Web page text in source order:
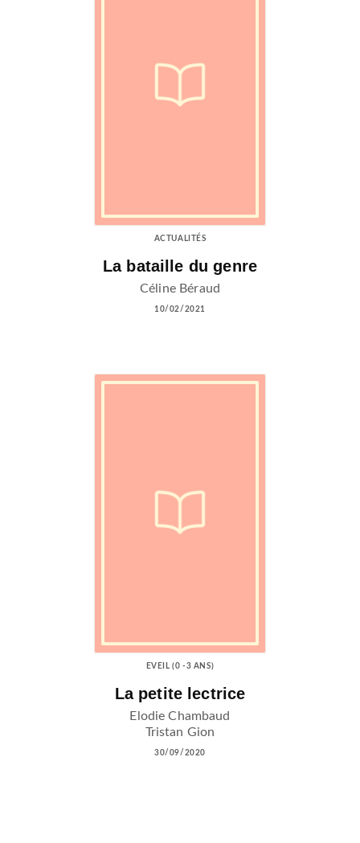
ACTUALITÉS
La bataille du genre
Céline Béraud
10/02/2021
EVEIL (0 -3 ANS)
La petite lectrice
Elodie Chambaud
Tristan Gion
30/09/2020